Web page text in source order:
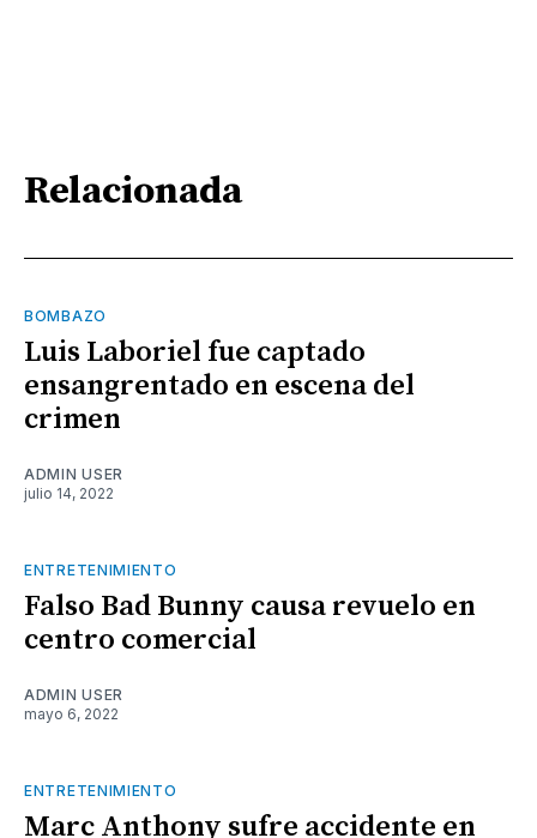
Relacionada
BOMBAZO
Luis Laboriel fue captado
ensangrentado en escena del
crimen
ADMIN USER
julio 14, 2022
ENTRETENIMIENTO
Falso Bad Bunny causa revuelo en
centro comercial
ADMIN USER
mayo 6, 2022
ENTRETENIMIENTO
Marc Anthony sufre accidente en